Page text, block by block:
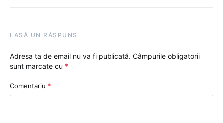
LASĂ UN RĂSPUNS
Adresa ta de email nu va fi publicată. Câmpurile obligatorii
sunt marcate cu *
Comentariu *